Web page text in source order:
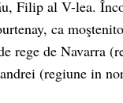
Filip al V-lea.
ca
rege de Navarra
(regiune in